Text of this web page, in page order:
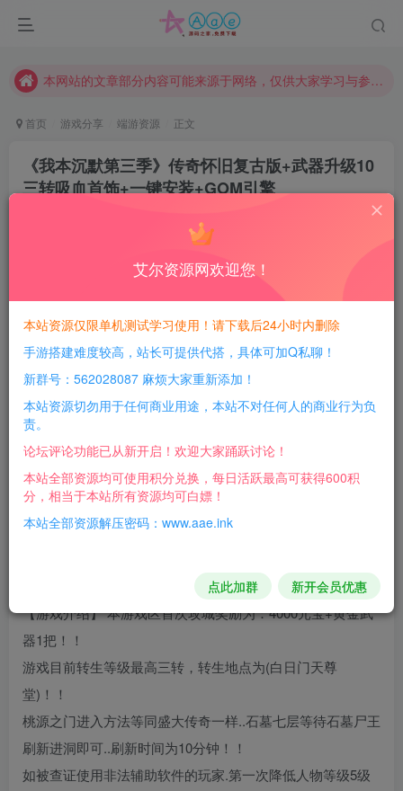
现在赞助会员享受专属折扣，详情点击此条公告。
本网站的文章部分内容可能来源于网络，仅供大家学习与参考，如有侵权，请联系站长QQ466107887进行删除处理。
首页 游戏分享 端游资源 正文
《我本沉默第三季》传奇怀旧复古版+武器升级10
三转吸血首饰+一键安装+GOM引擎
每日活跃最高可获得600积分！所有资源可以使用
积分免费兑换！
游戏介绍：
游戏目前转生等级最高三转，转生地点为(白日门天尊
堂)！！
【游戏介绍】 桃源之门进入方法等同盛大传奇一样
【游戏介绍】 石墓七层等待石墓尸王刷新进洞即可..刷新时
间为10分钟！！
【游戏介绍】 游戏设置武器最高可以升级10点.失败后不会
【游戏介绍】 每个游戏区开区第三天统一攻城..
【游戏介绍】 本游戏区首次攻城奖励为：4000元宝+黄金武
器1把！！
游戏目前转生等级最高三转，转生地点为(白日门天尊
堂)！！
桃源之门进入方法等同盛大传奇一样..石墓七层等待石墓尸王
刷新进洞即可..刷新时间为10分钟！！
如被查证使用非法辅助软件的玩家.第一次降低人物等级5级
艾尔资源网欢迎您！
本站资源仅限单机测试学习使用！请下载后24小时内删除
手游搭建难度较高，站长可提供代搭，具体可加Q私聊！
新群号：562028087 麻烦大家重新添加！
本站资源切勿用于任何商业用途，本站不对任何人的商业行为负
责。
论坛评论功能已从新开启！欢迎大家踊跃讨论！
本站全部资源均可使用积分兑换，每日活跃最高可获得600积
分，相当于本站所有资源均可白嫖！
本站全部资源解压密码：www.aae.ink
点此加群 新开会员优惠